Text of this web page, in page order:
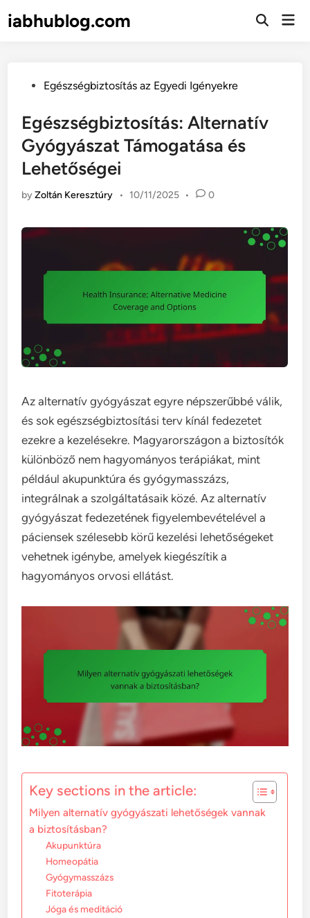
toiabhublog.com
Open
PostedEgészségbiztosítás az Egyedi Igényekre
Egészségbiztosítás: Alternatív
Gyógyászat Támogatása és
Lehetőségei
byZoltán Keresztúry • 10/11/2025 • 0
Az alternatív gyógyászat egyre népszerűbbé válik,
és sok egészségbiztosítási terv kínál fedezetet
ezekre a kezelésekre. Magyarországon a biztosítók
különböző nem hagyományos terápiákat, mint
például akupunktúra és gyógymasszázs,
integrálnak a szolgáltatásaik közé. Az alternatív
gyógyászat fedezetének figyelembevételével a
páciensek szélesebb körű kezelési lehetőségeket
vehetnek igénybe, amelyek kiegészítik a
hagyományos orvosi ellátást.
Key sections in the article:
Milyen alternatív gyógyászati lehetőségek vannak
a biztosításban?
Akupunktúra
Homeopátia
Gyógymasszázs
Fitoterápia
Jóga és meditáció